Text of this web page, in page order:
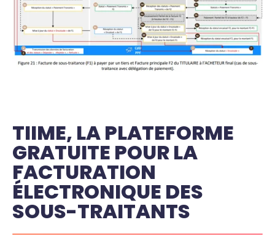
TIIME, LA PLATEFORME
GRATUITE POUR LA
FACTURATION
ÉLECTRONIQUE DES
SOUS-TRAITANTS